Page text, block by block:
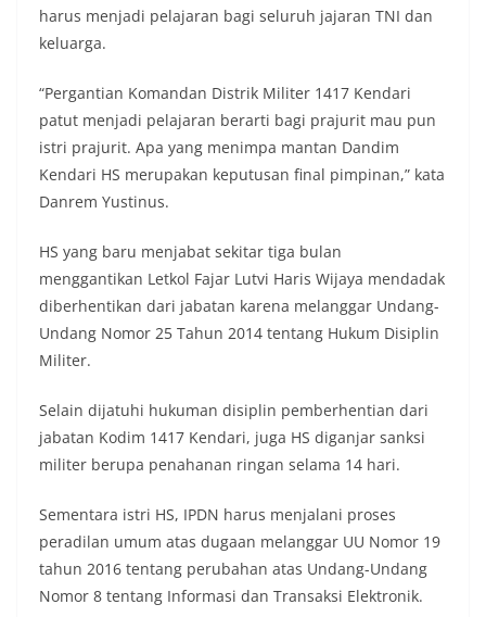
harus menjadi pelajaran bagi seluruh jajaran TNI dan
keluarga.
“Pergantian Komandan Distrik Militer 1417 Kendari
patut menjadi pelajaran berarti bagi prajurit mau pun
istri prajurit. Apa yang menimpa mantan Dandim
Kendari HS merupakan keputusan final pimpinan,” kata
Danrem Yustinus.
HS yang baru menjabat sekitar tiga bulan
menggantikan Letkol Fajar Lutvi Haris Wijaya mendadak
diberhentikan dari jabatan karena melanggar Undang-
Undang Nomor 25 Tahun 2014 tentang Hukum Disiplin
Militer.
Selain dijatuhi hukuman disiplin pemberhentian dari
jabatan Kodim 1417 Kendari, juga HS diganjar sanksi
militer berupa penahanan ringan selama 14 hari.
Sementara istri HS, IPDN harus menjalani proses
peradilan umum atas dugaan melanggar UU Nomor 19
tahun 2016 tentang perubahan atas Undang-Undang
Nomor 8 tentang Informasi dan Transaksi Elektronik.